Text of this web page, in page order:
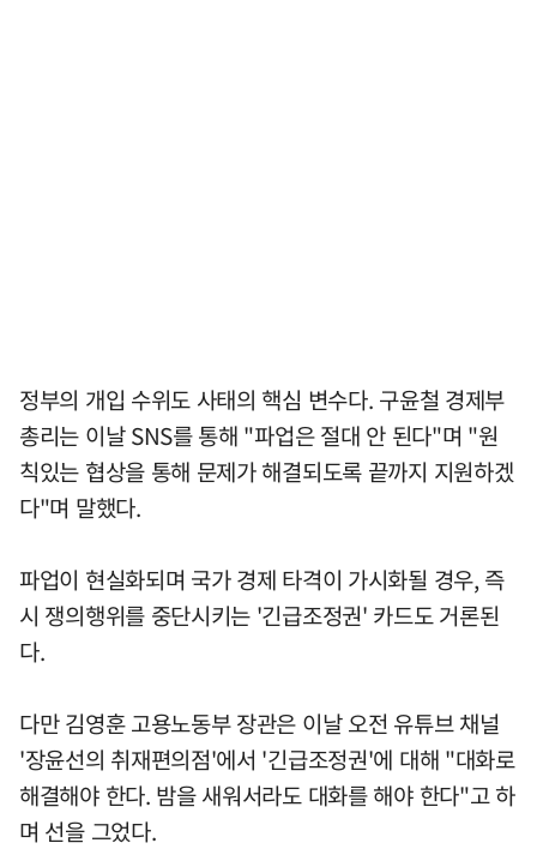
정부의 개입 수위도 사태의 핵심 변수다. 구윤철 경제부
총리는 이날 SNS를 통해 "파업은 절대 안 된다"며 "원
칙있는 협상을 통해 문제가 해결되도록 끝까지 지원하겠
다"며 말했다.
파업이 현실화되며 국가 경제 타격이 가시화될 경우, 즉
시 쟁의행위를 중단시키는 '긴급조정권' 카드도 거론된
다.
다만 김영훈 고용노동부 장관은 이날 오전 유튜브 채널
'장윤선의 취재편의점'에서 '긴급조정권'에 대해 "대화로
해결해야 한다. 밤을 새워서라도 대화를 해야 한다"고 하
며 선을 그었다.